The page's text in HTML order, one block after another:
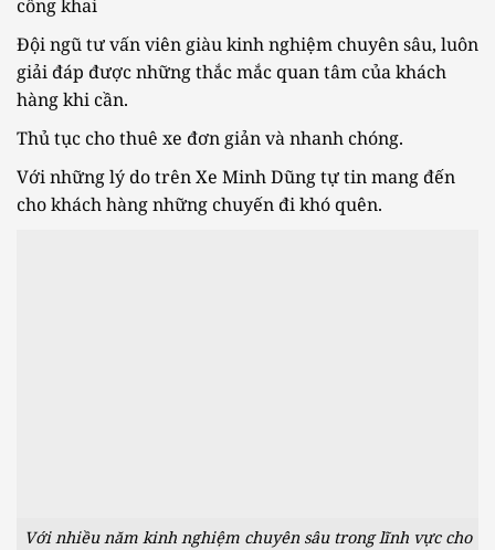
công khai
Đội ngũ tư vấn viên giàu kinh nghiệm chuyên sâu, luôn
giải đáp được những thắc mắc quan tâm của khách
hàng khi cần.
Thủ tục cho thuê xe đơn giản và nhanh chóng.
Với những lý do trên Xe Minh Dũng tự tin mang đến
cho khách hàng những chuyến đi khó quên.
Với nhiều năm kinh nghiệm chuyên sâu trong lĩnh vực cho